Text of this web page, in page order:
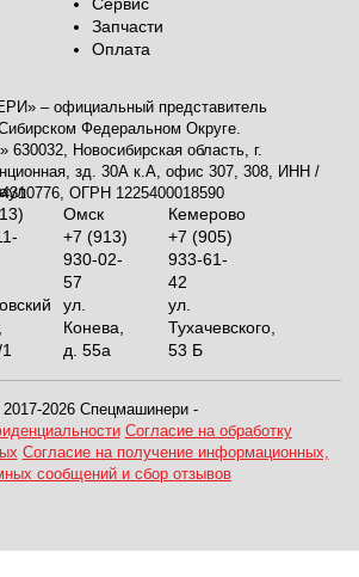
Запчасти
Оплата
– официальный представитель
Федеральном Округе.
Новосибирская область, г.
зд. 30А к.А, офис 307, 308, ИНН /
ОГРН 1225400018590
Омск
+7 (913)
930-02-
57
ул.
Конева,
д. 55а
Кемерово
+7 (905)
933-61-
42
ул.
Тухачевского,
53 Б
2026 Спецмашинери -
Согласие на обработку
Согласие на получение информационных,
сообщений и сбор отзывов